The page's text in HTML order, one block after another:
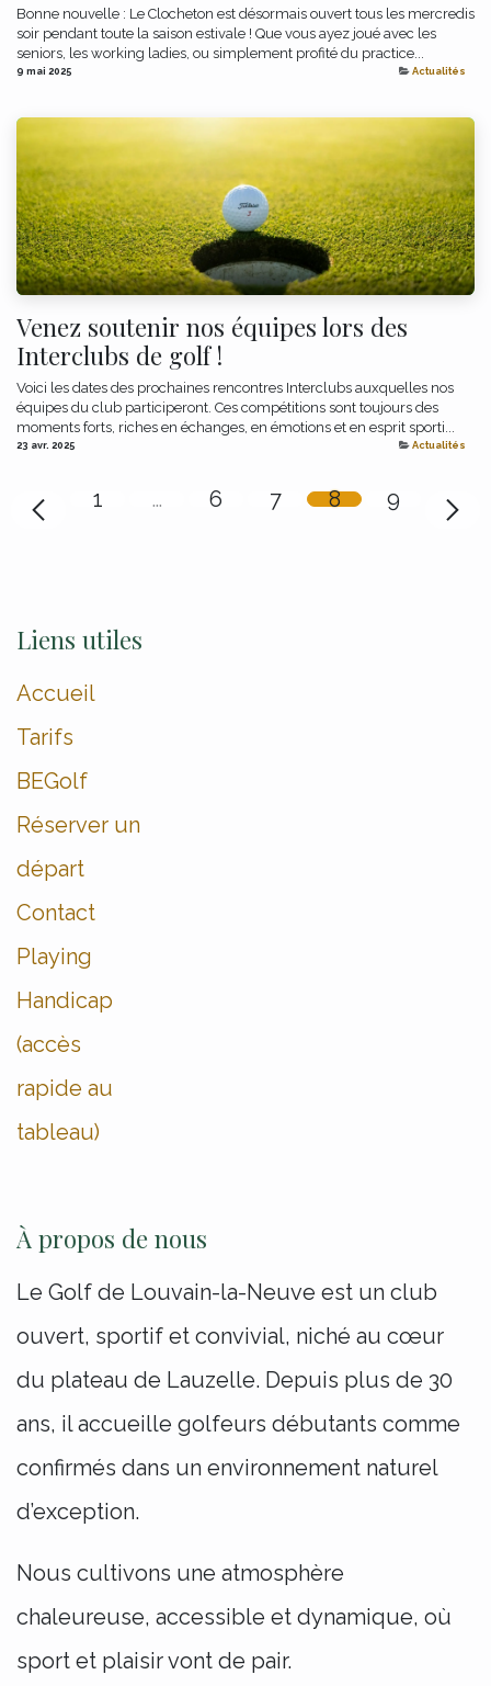
Bonne nouvelle : Le Clocheton est désormais ouvert tous les mercredis
soir pendant toute la saison estivale ! Que vous ayez joué avec les
seniors, les working ladies, ou simplement profité du practice...
9 mai 2025 Actualités
Venez soutenir nos équipes lors des
Interclubs de golf !
Voici les dates des prochaines rencontres Interclubs auxquelles nos
équipes du club participeront. Ces compétitions sont toujours des
moments forts, riches en échanges, en émotions et en esprit sporti...
23 avr. 2025 Actualités
1 … 6 7 8 9
Liens utiles
Accueil
Tarifs
BEGolf
Réserver un
départ
Contact
Playing
Handicap
(accès
rapide au
tableau)
À propos de nous
Le Golf de Louvain-la-Neuve est un club
ouvert, sportif et convivial, niché au cœur
du plateau de Lauzelle. Depuis plus de 30
ans, il accueille golfeurs débutants comme
confirmés dans un environnement naturel
d’exception.
Nous cultivons une atmosphère
chaleureuse, accessible et dynamique, où
sport et plaisir vont de pair.